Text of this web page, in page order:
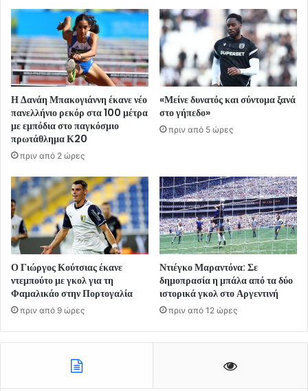
Η Δανάη Μπακογιάννη έκανε νέο
πανελλήνιο ρεκόρ στα 100 μέτρα
με εμπόδια στο παγκόσμιο
πρωτάθλημα Κ20
πριν από 2 ώρες
«Μείνε δυνατός και σύντομα ξανά
στο γήπεδο»
πριν από 5 ώρες
Ο Γιώργος Κούτσιας έκανε
ντεμπούτο με γκολ για τη
Φαμαλικάο στην Πορτογαλία
πριν από 9 ώρες
Ντιέγκο Μαραντόνα: Σε
δημοπρασία η μπάλα από τα δύο
ιστορικά γκολ στο Αργεντινή
πριν από 12 ώρες